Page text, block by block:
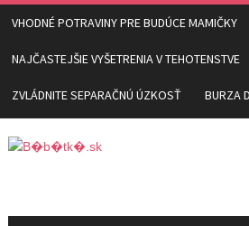
VHODNÉ POTRAVINY PRE BUDÚCE MAMIČKY
NAJČASTEJŠIE VYŠETRENIA V TEHOTENSTVE
ZVLÁDNITE SEPARAČNÚ ÚZKOSŤ BURZA